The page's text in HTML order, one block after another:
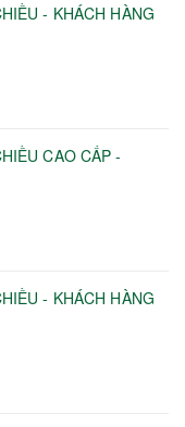
- KHÁCH HÀNG
CAO CẤP -
- KHÁCH HÀNG